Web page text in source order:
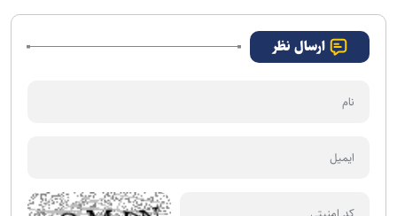
۱۴۰۳
ارسال نظر